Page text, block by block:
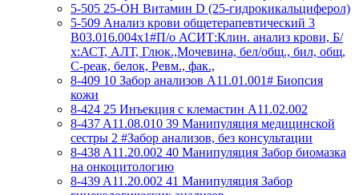
5-505 25-ОН Витамин D (25-гидрокикальциферол)
5-509 Анализ крови общетерапевтический 3
B03.016.004x1#П/о АСИТ:Клин. анализ крови, Б/
х:АСТ, АЛТ, Глюк.,Мочевина, бел/общ., бил, общ,
C-реак, белок, Ревм., фак.,
8-409 10 Забор анализов A11.01.001# Биопсия
кожи
8-424 25 Инъекция с клемастин A11.02.002
8-437 A11.08.010 39 Манипуляция медицинской
сестры 2 #Забор анализов, без консультации
8-438 A11.20.002 40 Манипуляция Забор биомазка
на онкоцитологию
8-439 A11.20.002 41 Манипуляция Забор